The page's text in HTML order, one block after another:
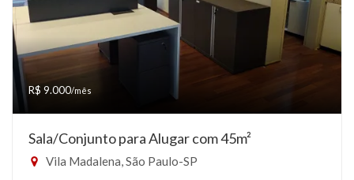
R$ 9.000/mês
Sala/Conjunto para Alugar com 45m²
Vila Madalena, São Paulo-SP